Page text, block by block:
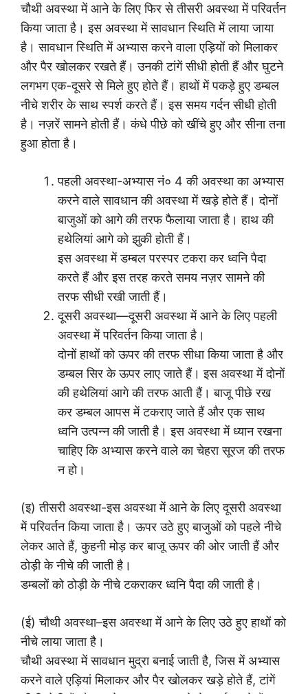
चौथी अवस्था में आने के लिए फिर से तीसरी अवस्था में परिवर्तन
किया जाता है। इस अवस्था में सावधान स्थिति में लाया जाया
है। सावधान स्थिति में अभ्यास करने वाला एड़ियों को मिलाकर
और पैर खोलकर रखते हैं। उनकी टांगें सीधी होती हैं और घुटने
लगभग एक-दूसरे से मिले हुए होते हैं। हाथों में पकड़े हुए डम्बल
नीचे शरीर के साथ स्पर्श करते हैं। इस समय गर्दन सीधी होती
है। नज़रें सामने होती हैं। कंधे पीछे को खींचे हुए और सीना तना
हुआ होता है।
पहली अवस्था-अभ्यास नं० 4 की अवस्था का अभ्यास
करने वाले सावधान की अवस्था में खड़े होते हैं। दोनों
बाजुओं को आगे की तरफ फैलाया जाता है। हाथ की
हथेलियां आगे को झुकी होती हैं।
इस अवस्था में डम्बल परस्पर टकरा कर ध्वनि पैदा
करते हैं और इस तरह करते समय नज़र सामने की
तरफ सीधी रखी जाती हैं।
दूसरी अवस्था—दूसरी अवस्था में आने के लिए पहली
अवस्था में परिवर्तन किया जाता है।
दोनों हाथों को ऊपर की तरफ सीधा किया जाता है और
डम्बल सिर के ऊपर लाए जाते हैं। इस अवस्था में दोनों
की हथेलियां आगे की तरफ आती हैं। बाजू पीछे रख
कर डम्बल आपस में टकराए जाते हैं और एक साथ
ध्वनि उत्पन्न की जाती है। इस अवस्था में ध्यान रखना
चाहिए कि अभ्यास करने वाले का चेहरा सूरज की तरफ
न हो।
(इ) तीसरी अवस्था-इस अवस्था में आने के लिए दूसरी अवस्था
में परिवर्तन किया जाता है। ऊपर उठे हुए बाजुओं को पहले नीचे
लेकर आते हैं, कुहनी मोड़ कर बाजू ऊपर की ओर जाती हैं और
ठोड़ी के नीचे की जाती है।
डम्बलों को ठोड़ी के नीचे टकराकर ध्वनि पैदा की जाती है।
(ई) चौथी अवस्था–इस अवस्था में आने के लिए उठे हुए हाथों को
नीचे लाया जाता है।
चौथी अवस्था में सावधान मुद्रा बनाई जाती है, जिस में अभ्यास
करने वाले एड़ियां मिलाकर और पैर खोलकर खड़े होते हैं, टांगें